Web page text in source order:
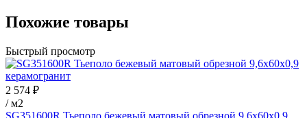
Похожие товары
Быстрый просмотр
2 574 ₽
/ м2
SG351600R Тьеполо бежевый матовый обрезной 9,6x60x0,9